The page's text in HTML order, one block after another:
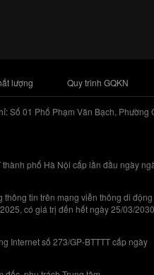
lượng Quy trình GQKN
Số 01 Phố Phạm Văn Bạch, Phường
phố Hà Nội cấp lần đầu ngày
tin trên mạng viễn thông di động
có giá trị đến hết ngày 25/03/
Internet số 273/GP-BTTTT cấp ngày